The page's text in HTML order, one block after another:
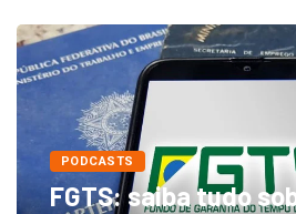
PODCASTS
FGTS: saiba tudo